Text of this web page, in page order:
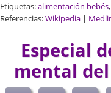
Etiquetas:alimentación bebés,
Referencias:Wikipedia |
Especial
mental del